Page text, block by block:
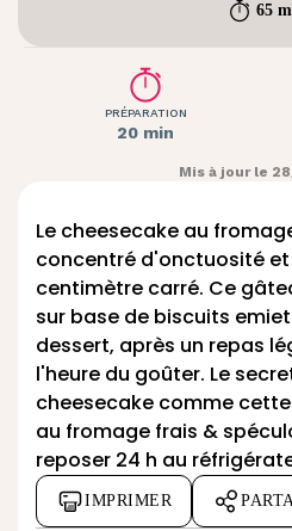
65
PRÉPARATION
20 min
Mis à jour le
Le cheesecake au
concentré d'onctuosité
centimètre carré. Ce
sur base de biscuits
dessert, après un repas
l'heure du goûter. Le
cheesecake comme
au fromage frais &
reposer 24 h au
IMPRIMER